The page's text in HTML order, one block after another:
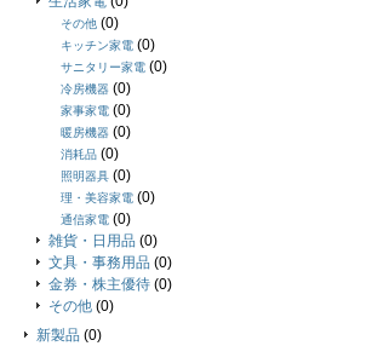
その他 (0)
キッチン家電 (0)
サニタリー家電 (0)
冷房機器 (0)
家事家電 (0)
暖房機器 (0)
消耗品 (0)
照明器具 (0)
理・美容家電 (0)
通信家電 (0)
雑貨・日用品 (0)
文具・事務用品 (0)
金券・株主優待 (0)
その他 (0)
新製品 (0)